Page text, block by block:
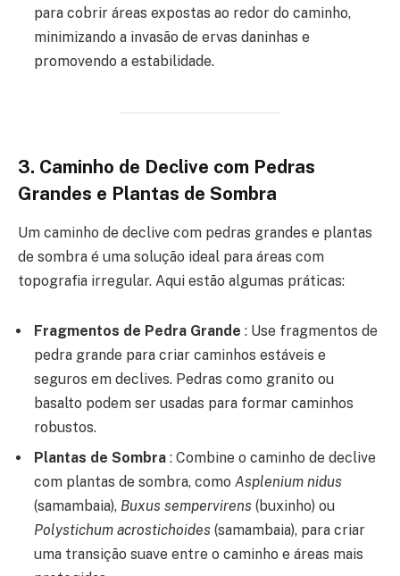
para cobrir áreas expostas ao redor do caminho,
minimizando a invasão de ervas daninhas e
promovendo a estabilidade.
3. Caminho de Declive com Pedras
Grandes e Plantas de Sombra
Um caminho de declive com pedras grandes e plantas
de sombra é uma solução ideal para áreas com
topografia irregular. Aqui estão algumas práticas:
Fragmentos de Pedra Grande : Use fragmentos de
pedra grande para criar caminhos estáveis e
seguros em declives. Pedras como granito ou
basalto podem ser usadas para formar caminhos
robustos.
Plantas de Sombra : Combine o caminho de declive
com plantas de sombra, como Asplenium nidus
(samambaia), Buxus sempervirens (buxinho) ou
Polystichum acrostichoides (samambaia), para criar
uma transição suave entre o caminho e áreas mais